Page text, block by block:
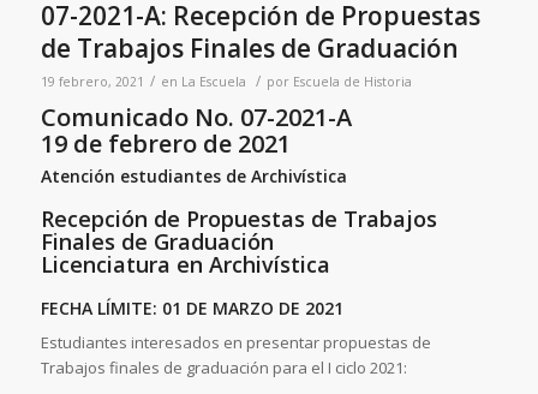
07-2021-A: Recepción de Propuestas
de Trabajos Finales de Graduación
19 febrero, 2021 / en La Escuela / por Escuela de Historia
Comunicado No. 07-2021-A
19 de febrero de 2021
Atención estudiantes de Archivística
Recepción de Propuestas de Trabajos
Finales de Graduación
Licenciatura en Archivística
FECHA LÍMITE: 01 DE MARZO DE 2021
Estudiantes interesados en presentar propuestas de
Trabajos finales de graduación para el I ciclo 2021: